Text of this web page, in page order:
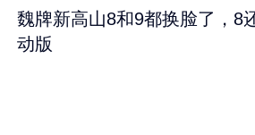
魏牌新高山8和9都换脸了，8
动版